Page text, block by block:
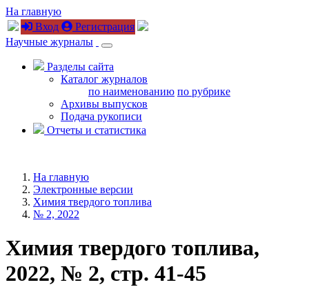
На главную
Вход
Регистрация
Научные журналы
Разделы сайта
Каталог журналов
по наименованию по рубрике
Архивы выпусков
Подача рукописи
Отчеты и статистика
На главную
Электронные версии
Химия твердого топлива
№ 2, 2022
Химия твердого топлива,
2022, № 2, стр. 41-45